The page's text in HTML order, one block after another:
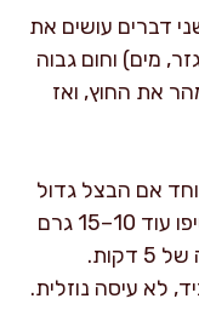
דברים עושים את
מים) וחום גבוה
את החוץ, ואז
אם הבצל גדול
מאוד או אם העוף טחון דק במיוחד. הוסיפו עוד 10–15 גרם
פירורי לחם, ערבבו בעדינות ותנו מנוחה של 5 דקות.
לא עיסה נוזלית.